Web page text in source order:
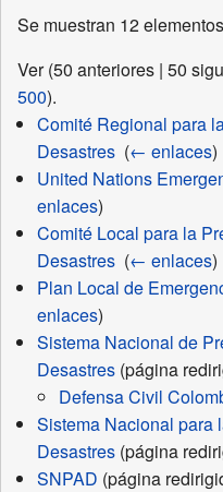
Se muestran 12
Ver (50 anteriores | 50
500).
Comité Regional para
Desastres‎ (← enlaces)
United Nations
enlaces)
Comité Local para la
Desastres‎ (← enlaces)
Plan Local de
enlaces)
Sistema Nacional de
Desastres(página
Defensa Civil
Sistema Nacional para
Desastres(página
SNPAD (página